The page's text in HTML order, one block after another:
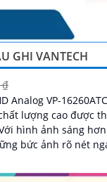
GHI VANTECH
₫
Analog VP-
lượng cao được
bức ảnh rõ nét